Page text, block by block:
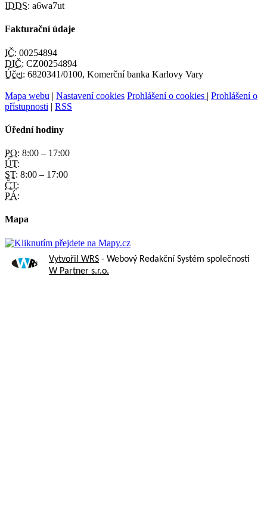
IDDS: a6wa7ut
Fakturační údaje
IČ: 00254894
DIČ: CZ00254894
Účet: 6820341/0100, Komerční banka Karlovy Vary
Mapa webu | Nastavení cookies Prohlášení o cookies | Prohlášení o
přístupnosti | RSS
Úřední hodiny
PO: 8:00 – 17:00
ÚT:
ST: 8:00 – 17:00
ČT:
PÁ:
Mapa
Vytvořil WRS - Webový Redakční Systém společnosti
W Partner s.r.o.